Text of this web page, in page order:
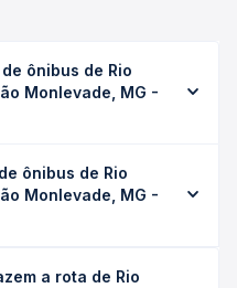
ônibus de Rio
Monlevade, MG -
média 1h 20min,
o tipo de serviço
e as condições de
ônibus de Rio
Monlevade, MG -
- TODOS custa em
a rota de Rio